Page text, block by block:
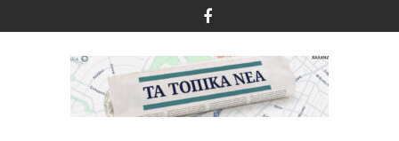
στο
περιεχόμενο